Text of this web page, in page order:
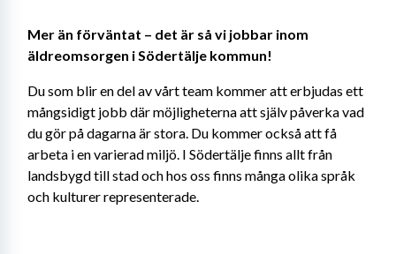
Mer än förväntat – det är så vi jobbar inom
äldreomsorgen i Södertälje kommun!
Du som blir en del av vårt team kommer att erbjudas ett
mångsidigt jobb där möjligheterna att själv påverka vad
du gör på dagarna är stora. Du kommer också att få
arbeta i en varierad miljö. I Södertälje finns allt från
landsbygd till stad och hos oss finns många olika språk
och kulturer representerade.